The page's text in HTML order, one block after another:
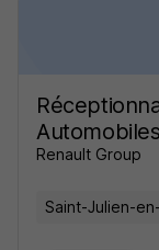
Renault Group
Saint-Julien-